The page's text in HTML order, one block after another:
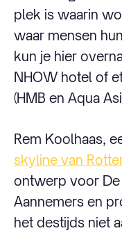
plek is waarin
waar mensen
kun je hier
NHOW hotel of
(HMB en Aqua
Rem Koolhaas,
skyline van
ontwerp voor De
Aannemers en
het destijds niet